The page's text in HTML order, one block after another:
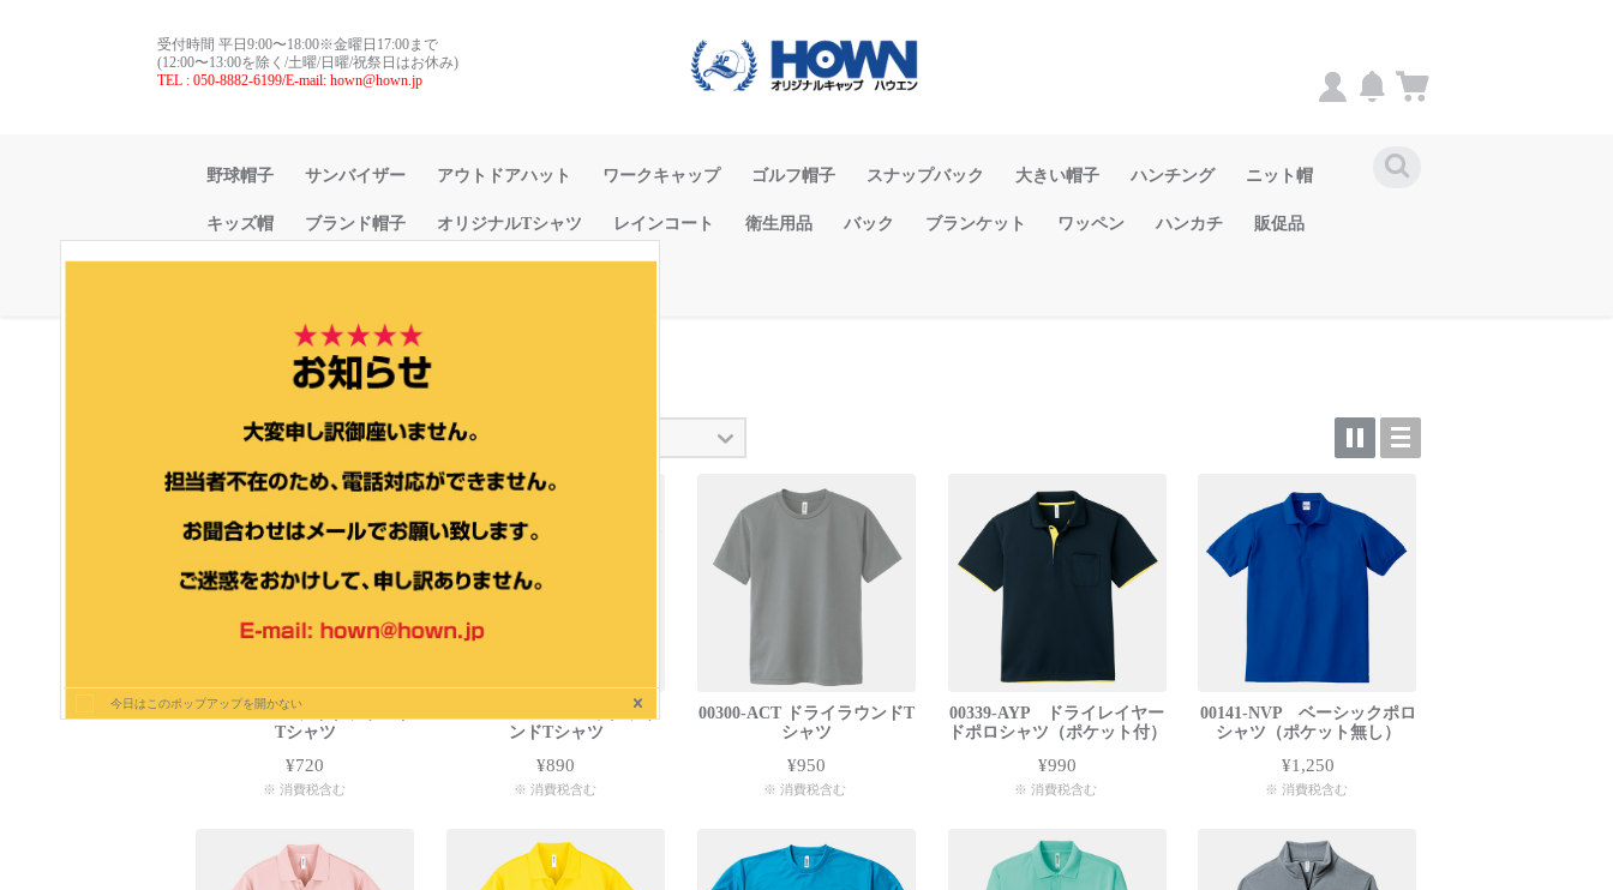
受付時間 平日9:00〜18:00※金曜日17:00まで
(12:00〜13:00を除く/土曜/日曜/祝祭日はお休み)
TEL : 050-8882-6199/E-mail: hown@hown.jp
野球帽子 サンバイザー アウトドアハット ワークキャップ ゴルフ帽子 スナップバック 大きい帽子 ハンチング ニット帽
キッズ帽 ブランド帽子 オリジナルTシャツ レインコート 衛生用品 バック ブランケット ワッペン ハンカチ 販促品
オリジナルTシャツ
00083-BBT ライトラウンド
Tシャツ
¥720
※ 消費税含む
00085-CTV ベーシックラウ
ンドTシャツ
¥890
※ 消費税含む
00300-ACT ドライラウンドT
シャツ
¥950
※ 消費税含む
00339-AYP ドライレイヤー
ドポロシャツ（ポケット付）
¥990
※ 消費税含む
00141-NVP ベーシックポロ
シャツ（ポケット無し）
¥1,250
※ 消費税含む
今日はこのポップアップを開かない